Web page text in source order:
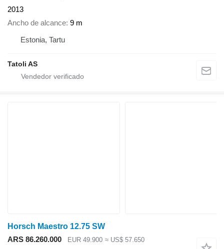
2013
Ancho de alcance 9 m
Estonia, Tartu
Tatoli AS
Horsch Maestro 12.75 SW
ARS 86.260.000
EUR 49.900 ≈ US$ 57.650